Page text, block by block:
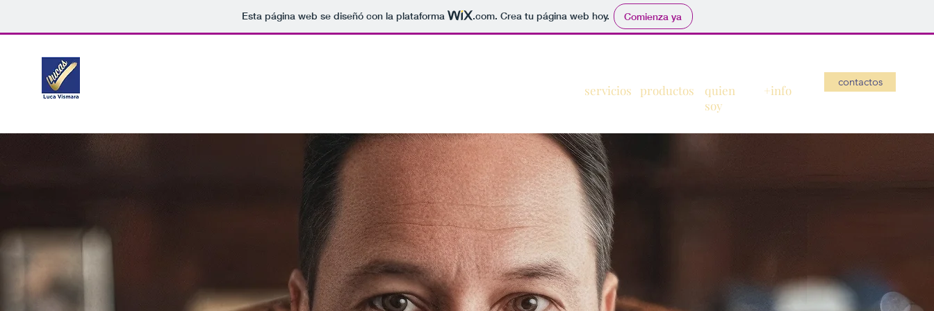
Esta página web se diseñó con la plataforma .com. Crea tu página web hoy. Comienza ya
servicios productos
quien
soy
+info
contactos